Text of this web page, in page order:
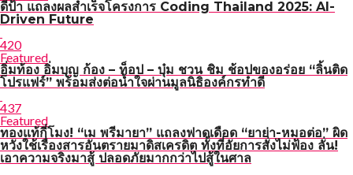
ดีป้า แถลงผลสำเร็จโครงการ Coding Thailand 2025: AI-
Driven Future
420
Featured
อิ่มท้อง อิ่มบุญ ก้อง – ท็อป – บุ๋ม ชวน ชิม ช้อปของอร่อย “ลิ้นติด
โปรแฟร์” พร้อมส่งต่อน้ำใจผ่านมูลนิธิองค์กรทำดี
437
Featured
ทองแท้กี่โมง! “เม พรีมายา” แถลงฟาดเดือด “ยาย่า-หมอต่อ” ผิด
หวังใช้เรื่องสารอันตรายมาดิสเครดิต ทั้งที่อัยการสั่งไม่ฟ้อง ลั่น!
เอาความจริงมาสู้ ปลอดภัยมากกว่าไปสู้ในศาล